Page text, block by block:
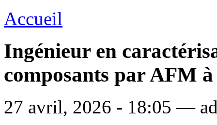
Accueil
Ingénieur en
composants par AFM
27 avril, 2026 - 18:05 —